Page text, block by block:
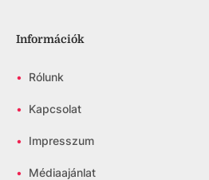
Információk
• Rólunk
• Kapcsolat
• Impresszum
• Médiaajánlat